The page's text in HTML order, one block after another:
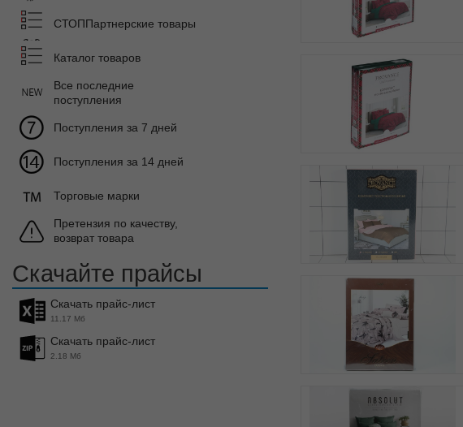
СТОППартнерские товары
Каталог товаров
Все последние
поступления
Поступления за 7 дней
Поступления за 14 дней
Торговые марки
Претензия по качеству,
возврат товара
Скачайте прайсы
Скачать прайс-лист
11.17 Мб
Скачать прайс-лист
2.18 Мб